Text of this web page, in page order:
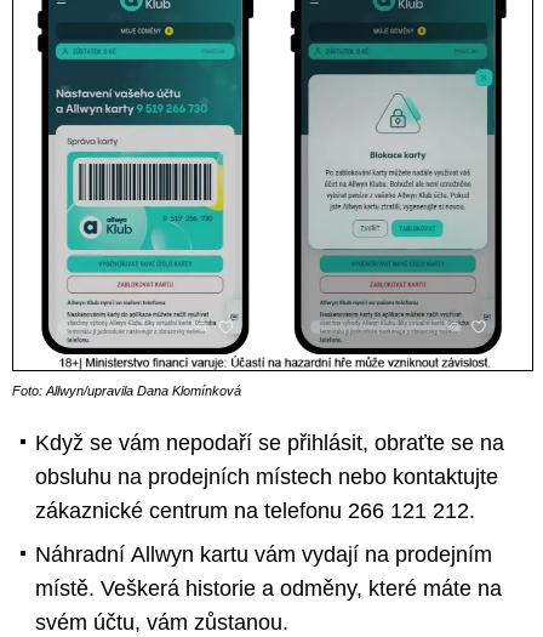
Foto: Allwyn/upravila Dana Klomínková
Když se vám nepodaří se přihlásit, obraťte se na
obsluhu na prodejních místech nebo kontaktujte
zákaznické centrum na telefonu 266 121 212.
Náhradní Allwyn kartu vám vydají na prodejním
místě. Veškerá historie a odměny, které máte na
svém účtu, vám zůstanou.